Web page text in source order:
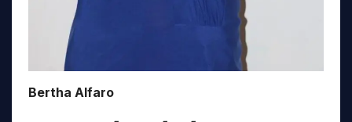
Bertha Alfaro